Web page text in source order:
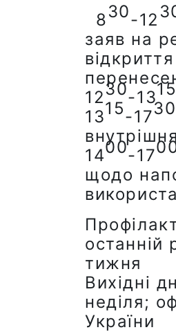
830-12
заяв на
1230-1315
1315-1730
1400-17
щодо
останній
тижня
Вихідні
неділя;
України